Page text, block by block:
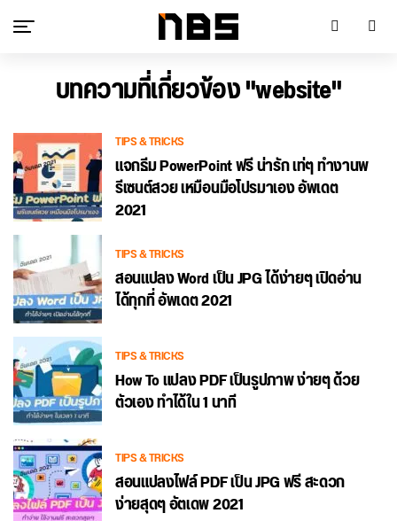
บทความที่เกี่ยวข้อง "website"
TIPS & TRICKS
แจกธีม PowerPoint ฟรี น่ารัก เท่ๆ ทำงานพ
รีเซนต์สวย เหมือนมือโปรมาเอง อัพเดต
2021
TIPS & TRICKS
สอนแปลง Word เป็น JPG ได้ง่ายๆ เปิดอ่าน
ได้ทุกที่ อัพเดต 2021
TIPS & TRICKS
How To แปลง PDF เป็นรูปภาพ ง่ายๆ ด้วย
ตัวเอง ทำได้ใน 1 นาที
TIPS & TRICKS
สอนแปลงไฟล์ PDF เป็น JPG ฟรี สะดวก
ง่ายสุดๆ อัตเดพ 2021